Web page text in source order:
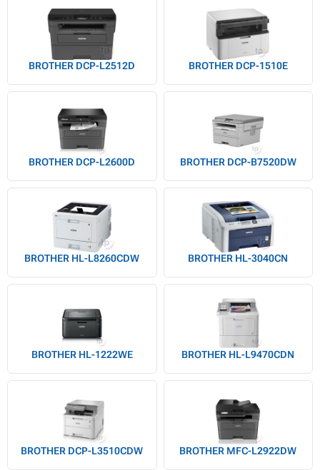
BROTHER DCP-L2512D BROTHER DCP-1510E
BROTHER DCP-L2600D BROTHER DCP-B7520DW
BROTHER HL-L8260CDW BROTHER HL-3040CN
BROTHER HL-1222WE BROTHER HL-L9470CDN
BROTHER DCP-L3510CDW BROTHER MFC-L2922DW